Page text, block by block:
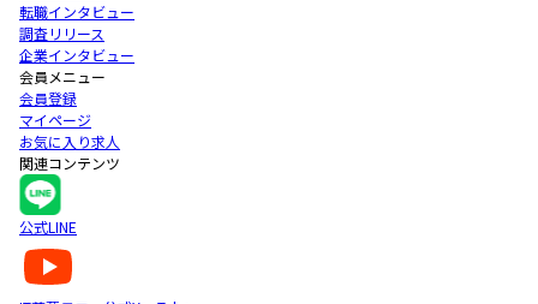
転職インタビュー
調査リリース
企業インタビュー
会員メニュー
会員登録
マイページ
お気に入り求人
関連コンテンツ
公式LINE